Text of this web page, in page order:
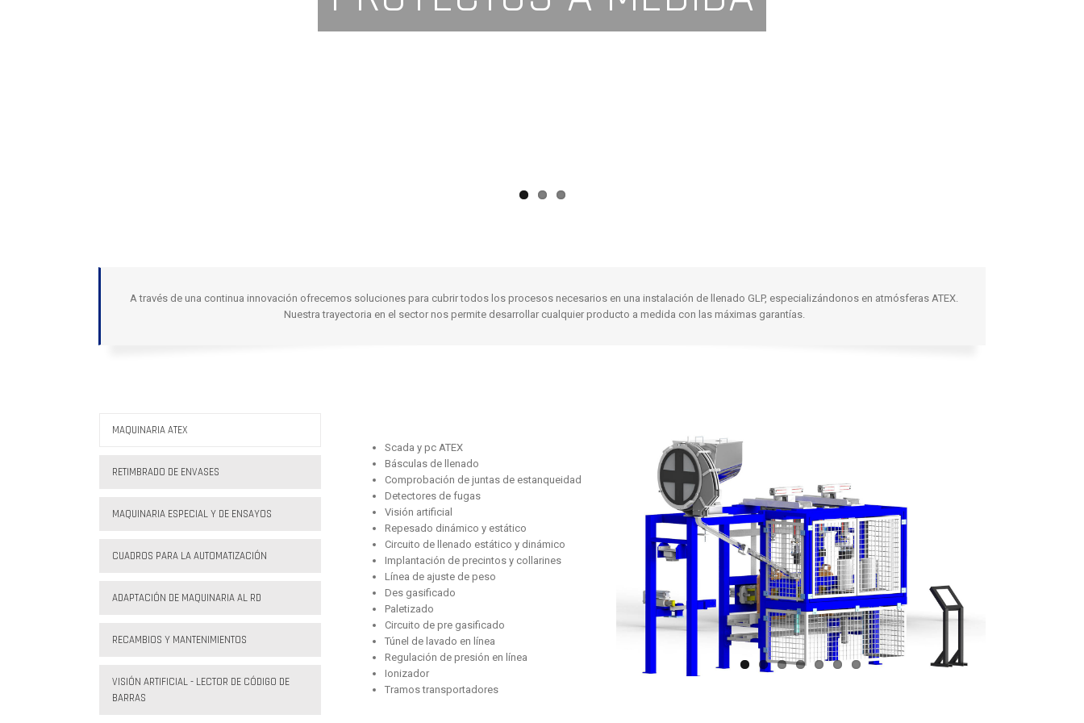
A través de una continua innovación ofrecemos soluciones para cubrir todos los procesos necesarios en una instalación de llenado GLP, especializándonos en atmósferas ATEX.
Nuestra trayectoria en el sector nos permite desarrollar cualquier producto a medida con las máximas garantías.
MAQUINARIA ATEX
RETIMBRADO DE ENVASES
MAQUINARIA ESPECIAL Y DE ENSAYOS
CUADROS PARA LA AUTOMATIZACIÓN
ADAPTACIÓN DE MAQUINARIA AL RD
RECAMBIOS Y MANTENIMIENTOS
VISIÓN ARTIFICIAL - LECTOR DE CÓDIGO DE
BARRAS
Scada y pc ATEX
Básculas de llenado
Comprobación de juntas de estanqueidad
Detectores de fugas
Visión artificial
Repesado dinámico y estático
Circuito de llenado estático y dinámico
Implantación de precintos y collarines
Línea de ajuste de peso
Des gasificado
Paletizado
Circuito de pre gasificado
Túnel de lavado en línea
Regulación de presión en línea
Ionizador
Tramos transportadores